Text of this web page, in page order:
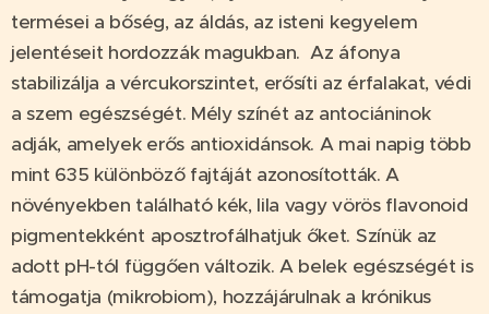
termései a bőség, az áldás, az isteni kegyelem
jelentéseit hordozzák magukban. Az áfonya
stabilizálja a vércukorszintet, erősíti az érfalakat, védi
a szem egészségét. Mély színét az antociáninok
adják, amelyek erős antioxidánsok. A mai napig több
mint 635 különböző fajtáját azonosították. A
növényekben található kék, lila vagy vörös flavonoid
pigmentekként aposztrofálhatjuk őket. Színük az
adott pH-tól függően változik. A belek egészségét is
támogatja (mikrobiom), hozzájárulnak a krónikus